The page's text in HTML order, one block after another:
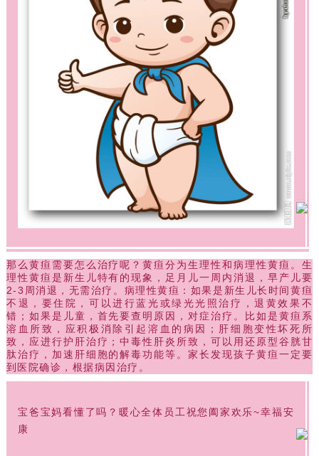
那么黄疸需要怎么治疗呢？黄疸分为生理性和病理性黄疸。生
理性黄疸是新生儿特有的现象，足月儿一周内消退，早产儿要
2-3周消退，无需治疗。病理性黄疸：如果是新生儿长时间黄疸
不退，要住院，可以进行蓝光或绿光光照治疗，退黄效果不
错；如果是儿童，首先要查明原因，对症治疗。比如是黄疸系
溶血所致，应积极消除引起溶血的病因；肝细胞变性坏死所
致，应进行护肝治疗；中毒性肝炎所致，可以用还原型谷胱甘
肽治疗，加速肝细胞的解毒功能等。家长发现孩子黄疸一定要
到医院确诊，根据病因治疗。
宝爸宝妈看懂了吗？暖心全体员工祝您阖家欢乐~幸福安
康